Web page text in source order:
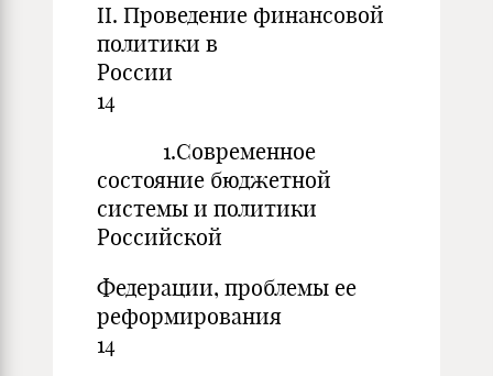
II. Проведение финансовой
политики в
России
14
1.Современное
состояние бюджетной
системы и политики
Российской
Федерации, проблемы ее
14